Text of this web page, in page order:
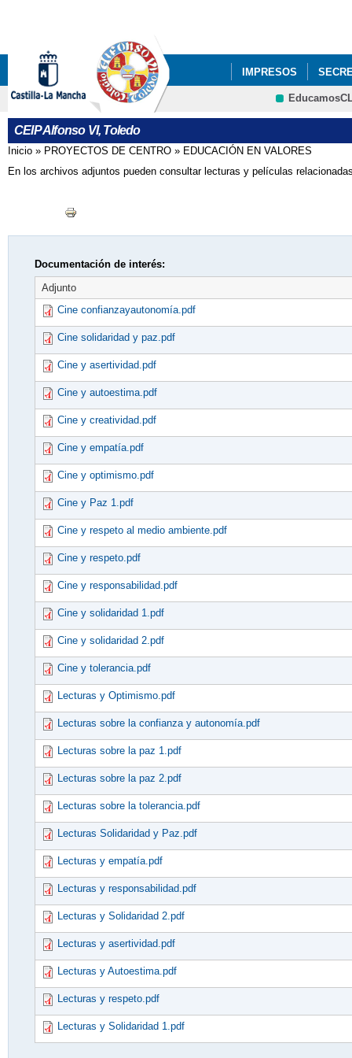
IMPRESOS
PROYECTOS DE
CEIP Alfonso VI, Toledo
Se encuentra usted aquí
Inicio » PROYECTOS DE CENTRO » EDUCACIÓN EN VALORES
En los archivos adjuntos pueden consultar lecturas y películas
Documentación de interés:
Adjunto
Cine confianzayautonomía.pdf
Cine solidaridad y paz.pdf
Cine y asertividad.pdf
Cine y autoestima.pdf
Cine y creatividad.pdf
Cine y empatía.pdf
Cine y optimismo.pdf
Cine y Paz 1.pdf
Cine y respeto al medio ambiente.pdf
Cine y respeto.pdf
Cine y responsabilidad.pdf
Cine y solidaridad 1.pdf
Cine y solidaridad 2.pdf
Cine y tolerancia.pdf
Lecturas y Optimismo.pdf
Lecturas sobre la confianza y autonomía.pdf
Lecturas sobre la paz 1.pdf
Lecturas sobre la paz 2.pdf
Lecturas sobre la tolerancia.pdf
Lecturas Solidaridad y Paz.pdf
Lecturas y empatía.pdf
Lecturas y responsabilidad.pdf
Lecturas y Solidaridad 2.pdf
Lecturas y asertividad.pdf
Lecturas y Autoestima.pdf
Lecturas y respeto.pdf
Lecturas y Solidaridad 1.pdf